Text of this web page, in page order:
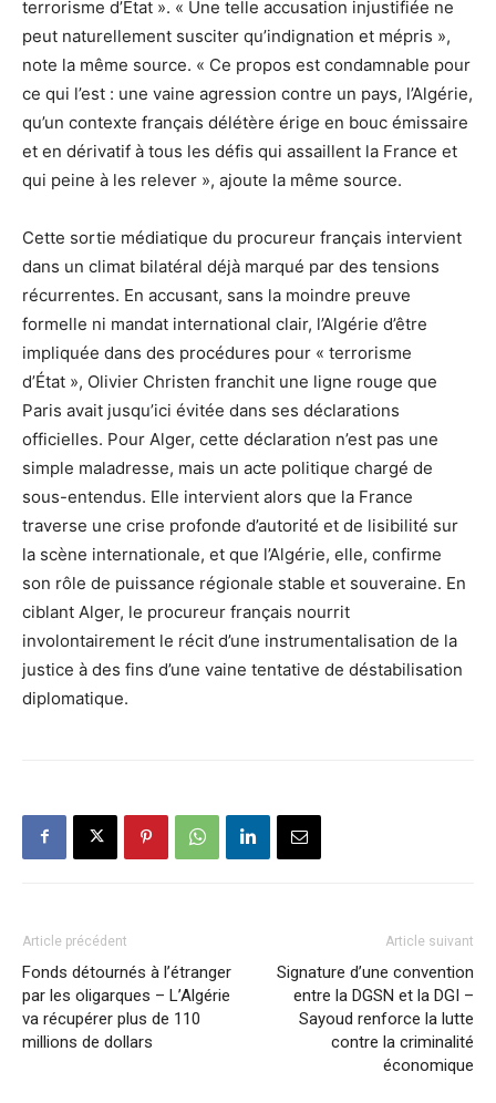
terrorisme d’État ». « Une telle accusation injustifiée ne
peut naturellement susciter qu’indignation et mépris »,
note la même source. « Ce propos est condamnable pour
ce qui l’est : une vaine agression contre un pays, l’Algérie,
qu’un contexte français délétère érige en bouc émissaire
et en dérivatif à tous les défis qui assaillent la France et
qui peine à les relever », ajoute la même source.
Cette sortie médiatique du procureur français intervient
dans un climat bilatéral déjà marqué par des tensions
récurrentes. En accusant, sans la moindre preuve
formelle ni mandat international clair, l’Algérie d’être
impliquée dans des procédures pour « terrorisme
d’État », Olivier Christen franchit une ligne rouge que
Paris avait jusqu’ici évitée dans ses déclarations
officielles. Pour Alger, cette déclaration n’est pas une
simple maladresse, mais un acte politique chargé de
sous-entendus. Elle intervient alors que la France
traverse une crise profonde d’autorité et de lisibilité sur
la scène internationale, et que l’Algérie, elle, confirme
son rôle de puissance régionale stable et souveraine. En
ciblant Alger, le procureur français nourrit
involontairement le récit d’une instrumentalisation de la
justice à des fins d’une vaine tentative de déstabilisation
diplomatique.
Article précédent
Fonds détournés à l’étranger
par les oligarques – L’Algérie
va récupérer plus de 110
millions de dollars
Article suivant
Signature d’une convention
entre la DGSN et la DGI –
Sayoud renforce la lutte
contre la criminalité
économique